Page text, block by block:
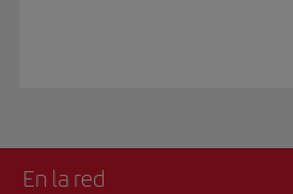
En la red